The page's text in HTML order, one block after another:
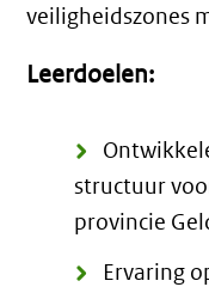
veiligheidszones
Leerdoelen:
structuur
provincie
Ervaring